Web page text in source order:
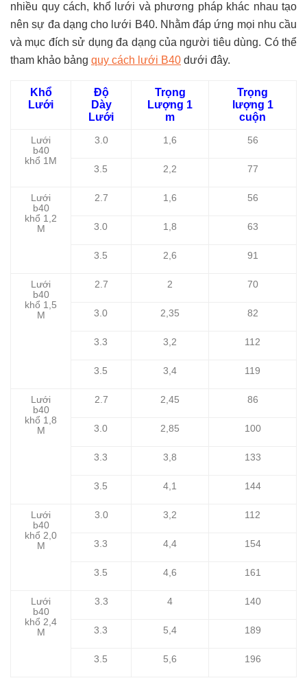
nhiều quy cách, khổ lưới và phương pháp khác nhau tạo
nên sự đa dạng cho lưới B40. Nhằm đáp ứng mọi nhu cầu
và mục đích sử dụng đa dạng của người tiêu dùng. Có thể
tham khảo bảng quy cách lưới B40 dưới đây.
Khổ
Lưới
Độ
Dày
Lưới
Trọng
Lượng 1
m
Trọng
lượng 1
cuộn
Lưới
b40
khổ 1M
3.0 1,6 56
3.5 2,2 77
Lưới
b40
khổ 1,2
M
2.7 1,6 56
3.0 1,8 63
3.5 2,6 91
Lưới
b40
khổ 1,5
M
2.7 2 70
3.0 2,35 82
3.3 3,2 112
3.5 3,4 119
Lưới
b40
khổ 1,8
M
2.7 2,45 86
3.0 2,85 100
3.3 3,8 133
3.5 4,1 144
Lưới
b40
khổ 2,0
M
3.0 3,2 112
3.3 4,4 154
3.5 4,6 161
Lưới
b40
khổ 2,4
M
3.3 4 140
3.3 5,4 189
3.5 5,6 196